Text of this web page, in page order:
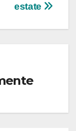
estate